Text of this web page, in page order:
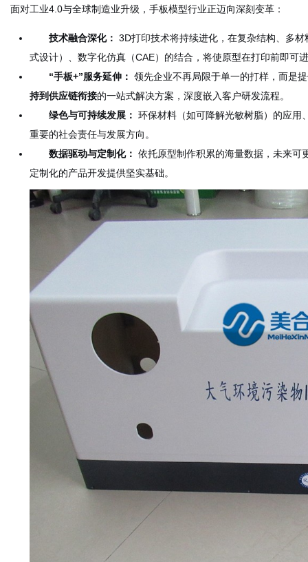
面对工业4.0与全球制造业升级，手板模型行业正迈向深刻变革：
技术融合深化： 3D打印技术将持续进化，在复杂结构、多
式设计）、数字化仿真（CAE）的结合，将使原型在打印前即可
“手板+”服务延伸： 领先企业不再局限于单一的打样，而是
持到供应链衔接的一站式解决方案，深度嵌入客户研发流程。
绿色与可持续发展： 环保材料（如可降解光敏树脂）的应用
重要的社会责任与发展方向。
数据驱动与定制化： 依托原型制作积累的海量数据，未来可
定制化的产品开发提供坚实基础。